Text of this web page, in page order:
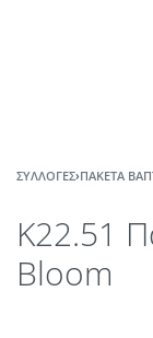
ΣΥΛΛΟΓΈΣ›ΠΑΚΈΤΑ
Κ22.51
Bloom